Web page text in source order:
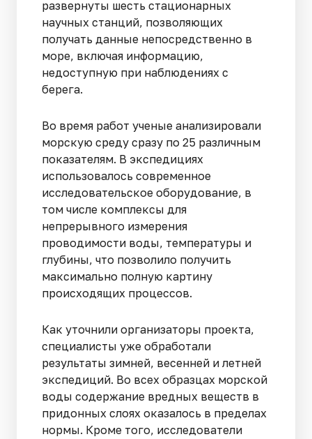
развернуты шесть стационарных
научных станций, позволяющих
получать данные непосредственно в
море, включая информацию,
недоступную при наблюдениях с
берега.
Во время работ ученые анализировали
морскую среду сразу по 25 различным
показателям. В экспедициях
использовалось современное
исследовательское оборудование, в
том числе комплексы для
непрерывного измерения
проводимости воды, температуры и
глубины, что позволило получить
максимально полную картину
происходящих процессов.
Как уточнили организаторы проекта,
специалисты уже обработали
результаты зимней, весенней и летней
экспедиций. Во всех образцах морской
воды содержание вредных веществ в
придонных слоях оказалось в пределах
нормы. Кроме того, исследователи